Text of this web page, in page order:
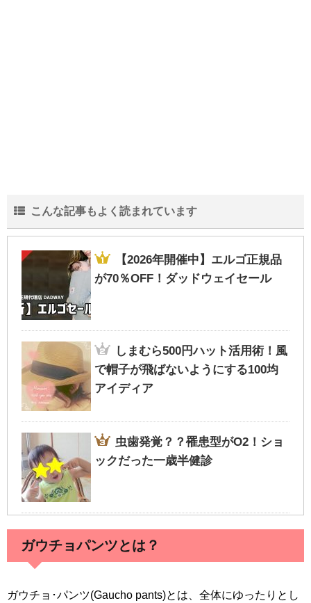
寄稿しました！
こんな記事もよく読まれています
【2026年開催中】エルゴ正規品
が70％OFF！ダッドウェイセール
しまむら500円ハット活用術！風
で帽子が飛ばないようにする100均
アイディア
虫歯発覚？？罹患型がO2！ショ
ックだった一歳半健診
ガウチョパンツとは？
ガウチョ･パンツ(Gaucho pants)とは、全体にゆったりとし